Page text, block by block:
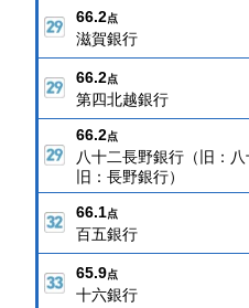
66.2点
滋賀銀行
66.2点
第四北越銀行
66.2点
八十二長野銀行（旧：八
旧：長野銀行）
66.1点
百五銀行
65.9点
十六銀行